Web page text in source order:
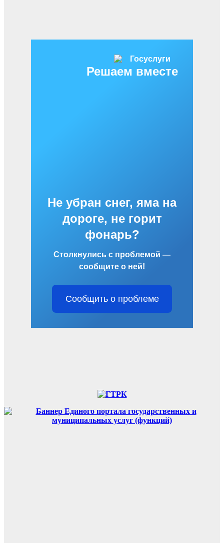
Решаем вместе
Не убран снег, яма на
дороге, не горит
фонарь?
Столкнулись с проблемой —
сообщите о ней!
Сообщить о проблеме